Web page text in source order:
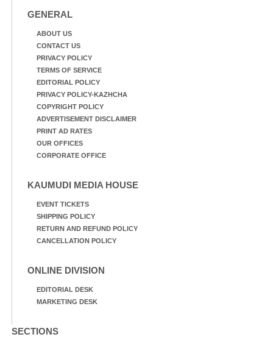
GENERAL
ABOUT US
CONTACT US
PRIVACY POLICY
TERMS OF SERVICE
EDITORIAL POLICY
PRIVACY POLICY-KAZHCHA
COPYRIGHT POLICY
ADVERTISEMENT DISCLAIMER
PRINT AD RATES
OUR OFFICES
CORPORATE OFFICE
KAUMUDI MEDIA HOUSE
EVENT TICKETS
SHIPPING POLICY
RETURN AND REFUND POLICY
CANCELLATION POLICY
ONLINE DIVISION
EDITORIAL DESK
MARKETING DESK
SECTIONS